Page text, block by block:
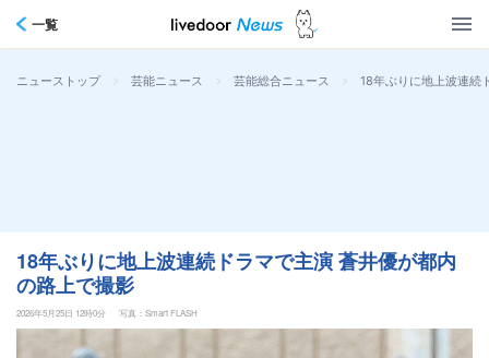
一覧
ニューストップ > 芸能ニュース > 芸能総合ニュース > 18年ぶりに地上波連続
18年ぶりに地上波連続ドラマで主演 蒼井優が都内
の路上で撮影
2026年5月25日 12時0分 写真：Smart FLASH